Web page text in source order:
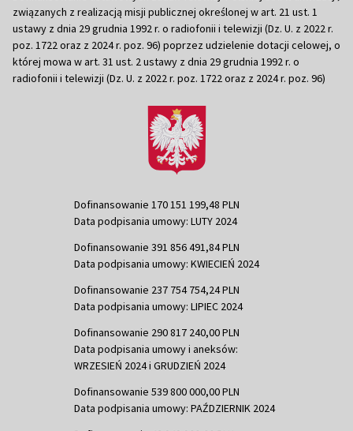
związanych z realizacją misji publicznej określonej w art. 21 ust. 1
ustawy z dnia 29 grudnia 1992 r. o radiofonii i telewizji (Dz. U. z 2022 r.
poz. 1722 oraz z 2024 r. poz. 96) poprzez udzielenie dotacji celowej, o
której mowa w art. 31 ust. 2 ustawy z dnia 29 grudnia 1992 r. o
radiofonii i telewizji (Dz. U. z 2022 r. poz. 1722 oraz z 2024 r. poz. 96)
Dofinansowanie 170 151 199,48 PLN
Data podpisania umowy: LUTY 2024
Dofinansowanie 391 856 491,84 PLN
Data podpisania umowy: KWIECIEŃ 2024
Dofinansowanie 237 754 754,24 PLN
Data podpisania umowy: LIPIEC 2024
Dofinansowanie 290 817 240,00 PLN
Data podpisania umowy i aneksów:
WRZESIEŃ 2024 i GRUDZIEŃ 2024
Dofinansowanie 539 800 000,00 PLN
Data podpisania umowy: PAŹDZIERNIK 2024